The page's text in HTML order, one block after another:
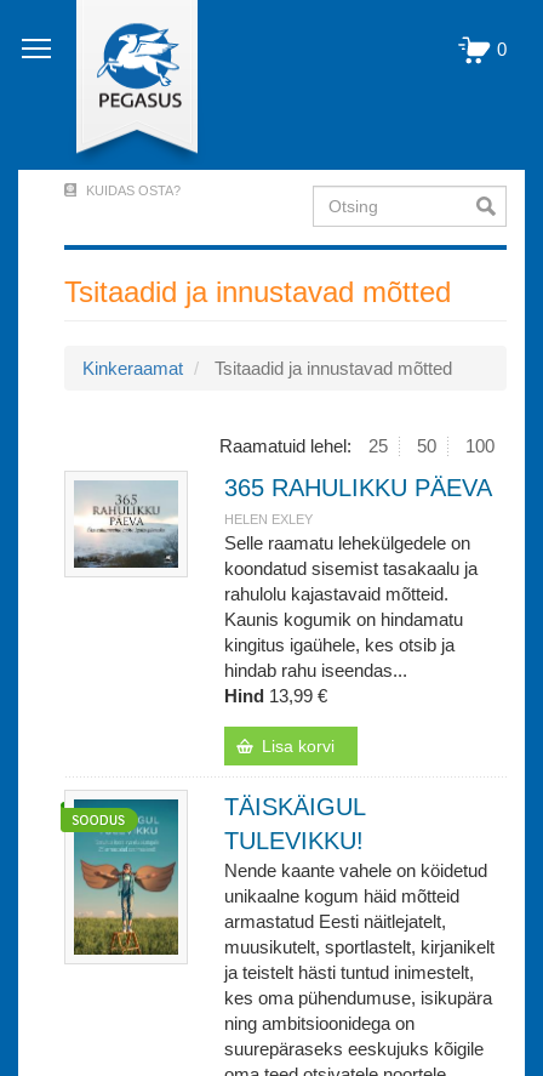
edasi
põhisisu
0
Account
Menu
out)
KUIDAS OSTA? Otsing
Tsitaadid ja innustavad mõtted
Kinkeraamat Tsitaadid ja innustavad mõtted
Raamatuid lehel: 25 50 100
365 RAHULIKKU PÄEVA
HELEN EXLEY
Selle raamatu lehekülgedele on
koondatud sisemist tasakaalu ja
rahulolu kajastavaid mõtteid.
Kaunis kogumik on hindamatu
kingitus igaühele, kes otsib ja
hindab rahu iseendas...
Hind 13,99 €
Lisa korvi
TÄISKÄIGUL
TULEVIKKU!
Nende kaante vahele on köidetud
unikaalne kogum häid mõtteid
armastatud Eesti näitlejatelt,
muusikutelt, sportlastelt, kirjanikelt
ja teistelt hästi tuntud inimestelt,
kes oma pühendumuse, isikupära
ning ambitsioonidega on
suurepäraseks eeskujuks kõigile